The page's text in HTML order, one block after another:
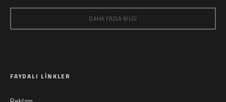
DAHA FAZLA BILGI
FAYDALI LINKLER